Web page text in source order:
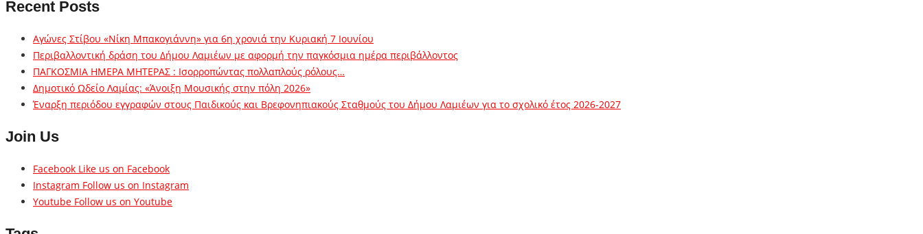
Recent Posts
Αγώνες Στίβου «Νίκη Μπακογιάννη» για 6η χρονιά την Κυριακή 7 Ιουνίου
Περιβαλλοντική δράση του Δήμου Λαμιέων με αφορμή την παγκόσμια ημέρα περιβάλλοντος
ΠΑΓΚΟΣΜΙΑ ΗΜΕΡΑ ΜΗΤΕΡΑΣ : Ισορροπώντας πολλαπλούς ρόλους…
Δημοτικό Ωδείο Λαμίας: «Άνοιξη Μουσικής στην πόλη 2026»
Έναρξη περιόδου εγγραφών στους Παιδικούς και Βρεφονηπιακούς Σταθμούς του Δήμου Λαμιέων για το σχολικό έτος 2026-2027
Join Us
Facebook Like us on Facebook
Instagram Follow us on Instagram
Youtube Follow us on Youtube